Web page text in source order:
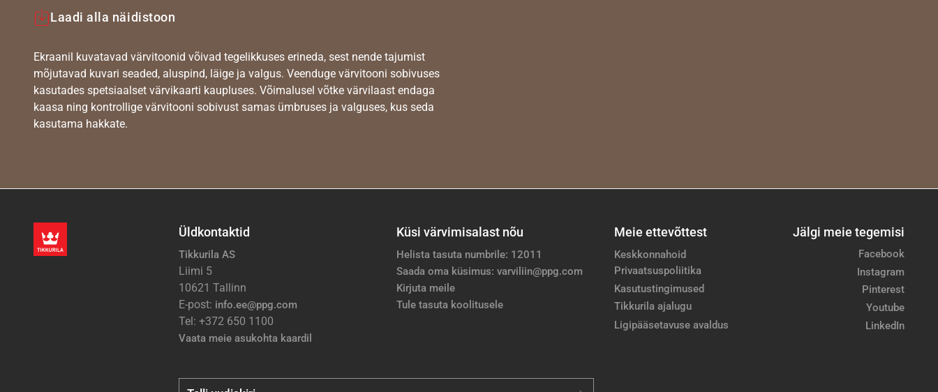
Laadi alla näidistoon
Ekraanil kuvatavad värvitoonid võivad tegelikkuses erineda, sest nende tajumist
mõjutavad kuvari seaded, aluspind, läige ja valgus. Veenduge värvitooni sobivuses
kasutades spetsiaalset värvikaarti kaupluses. Võimalusel võtke värvilaast endaga
kaasa ning kontrollige värvitooni sobivust samas ümbruses ja valguses, kus seda
kasutama hakkate.
Üldkontaktid
Tikkurila AS
Liimi 5
10621 Tallinn
E-post: info.ee@ppg.com
Tel: +372 650 1100
Vaata meie asukohta kaardil
Küsi värvimisalast nõu
Helista tasuta numbrile: 12011
Saada oma küsimus: varviliin@ppg.com
Kirjuta meile
Tule tasuta koolitusele
Meie ettevõttest
Keskkonnahoid
Privaatsuspoliitika
Kasutustingimused
Tikkurila ajalugu
Ligipääsetavuse avaldus
Jälgi meie tegemisi
Facebook
Instagram
Pinterest
Youtube
LinkedIn